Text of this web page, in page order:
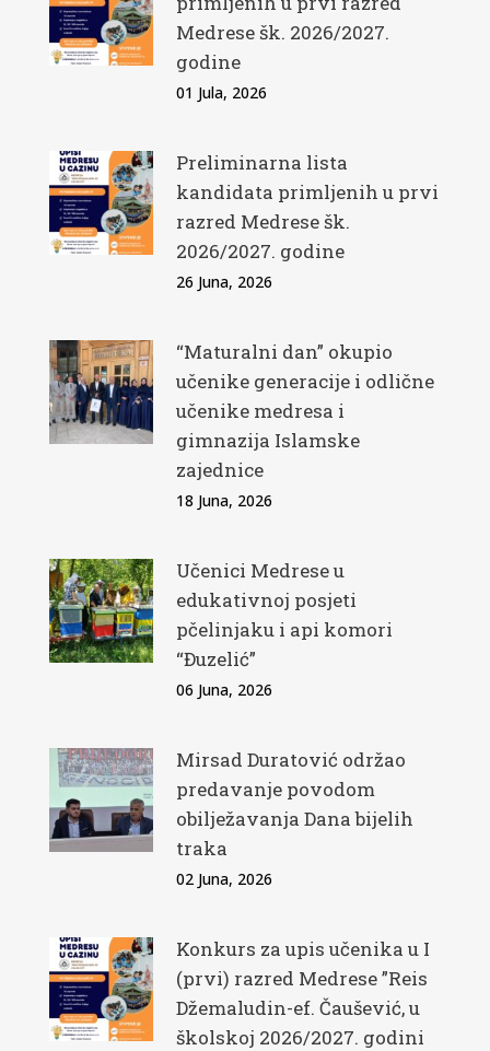
Medrese šk. 2026/2027.
godine
01 Jula, 2026
Preliminarna lista
kandidata primljenih u prvi
razred Medrese šk.
2026/2027. godine
26 Juna, 2026
“Maturalni dan” okupio
učenike generacije i odlične
učenike medresa i
gimnazija Islamske
zajednice
18 Juna, 2026
Učenici Medrese u
edukativnoj posjeti
pčelinjaku i api komori
“Đuzelić”
06 Juna, 2026
Mirsad Duratović održao
predavanje povodom
obilježavanja Dana bijelih
traka
02 Juna, 2026
Konkurs za upis učenika u I
(prvi) razred Medrese ”Reis
Džemaludin-ef. Čaušević, u
školskoj 2026/2027. godini